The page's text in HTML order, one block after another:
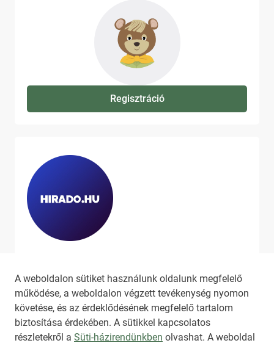
A weboldalon sütiket használunk oldalunk megfelelő
működése, a weboldalon végzett tevékenység nyomon
követése, és az érdeklődésének megfelelő tartalom
biztosítása érdekében. A sütikkel kapcsolatos
részletekről a Süti-házirendünkben olvashat. A weboldal
Regisztráció
látni, látogassa meg ahirado.hu
oldalát!